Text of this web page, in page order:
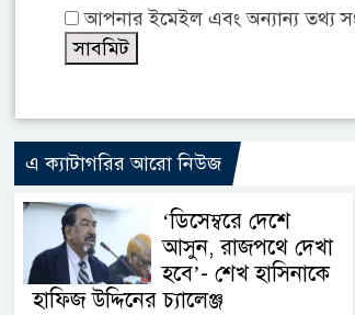
আপনার ইমেইল এবং অন্যান্য তথ্য
এ ক্যাটাগরির আরো নিউজ
‘ডিসেম্বরে দেশে
আসুন, রাজপথে দেখা
হবে’- শেখ হাসিনাকে
হাফিজ উদ্দিনের চ্যালেঞ্জ